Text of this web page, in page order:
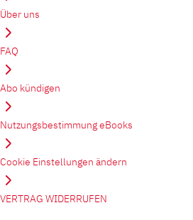
Über uns
FAQ
Abo kündigen
Nutzungsbestimmung eBooks
Cookie Einstellungen ändern
VERTRAG WIDERRUFEN